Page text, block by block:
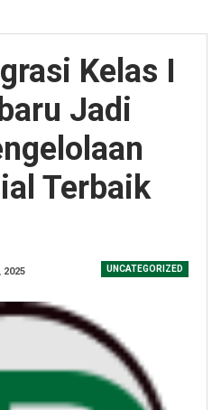
Kelas I
Jadi
Terbaik
UNCATEGORIZED
2025